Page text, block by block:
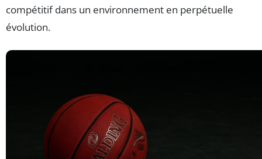
compétitif dans un environnement en perpétuelle
évolution.